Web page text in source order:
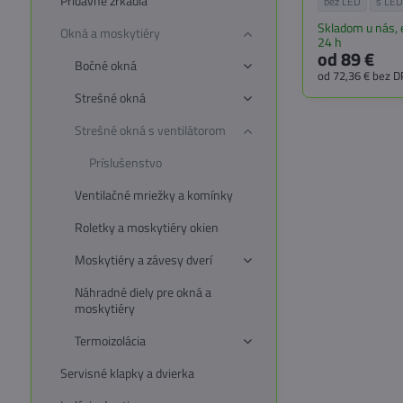
samonavíjacia,
typu snap-lock a
osvetlením
Skladom u nás,
24 h
od 89 €
od 72,36 € bez
Okná a moskytiéry
Bočné okná
Strešné okná
Strešné okná s ventilátorom
Príslušenstvo
Ventilačné mriežky a komínky
Roletky a moskytiéry okien
Moskytiéry a závesy dverí
Náhradné diely pre okná a
moskytiéry
Termoizolácia
Servisné klapky a dvierka